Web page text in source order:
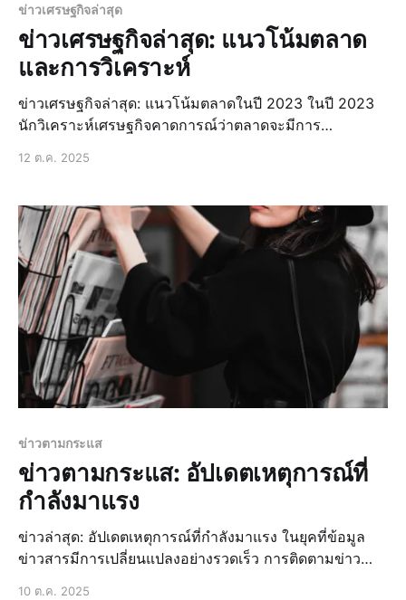
ข่าวเศรษฐกิจล่าสุด
ข่าวเศรษฐกิจล่าสุด: แนวโน้มตลาด
และการวิเคราะห์
ข่าวเศรษฐกิจล่าสุด: แนวโน้มตลาดในปี 2023 ในปี 2023
นักวิเคราะห์เศรษฐกิจคาดการณ์ว่าตลาดจะมีการ
ลงทุนและการพัฒนาเศรษฐกิจในภูมิภาคเอเชียตะวันออก
จะมีการเติบโตอย่างต่อเนื่องในปี 2023 โดยมีปัจจั
12 ต.ค. 2025
ข่าวตามกระแส
ข่าวตามกระแส: อัปเดตเหตุการณ์ที่
กำลังมาแรง
ข่าวล่าสุด: อัปเดตเหตุการณ์ที่กำลังมาแรง ในยุคที่ข้อมูล
ข่าวสารมีการเปลี่ยนแปลงอย่างรวดเร็ว การติดตามข่าว
10 ต.ค. 2025